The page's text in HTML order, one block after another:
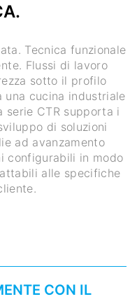
Tecnica funzionale
Flussi di lavoro
sotto il profilo
una cucina industriale
serie CTR supporta i
di soluzioni
ad avanzamento
configurabili in modo
alle specifiche
CON IL